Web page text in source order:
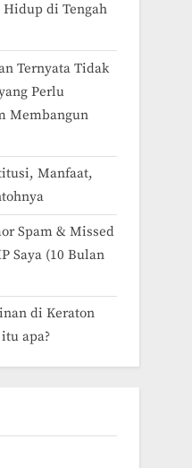
di Tengah
Ternyata Tidak
Perlu
Membangun
Manfaat,
Spam & Missed
Saya (10 Bulan
di Keraton
apa?